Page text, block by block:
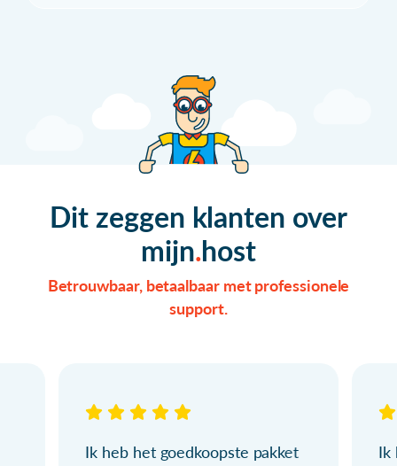
Dit zeggen klanten over
mijn host
Betrouwbaar, betaalbaar met professionele
support.
Ik heb het goedkoopste pakket
Ik